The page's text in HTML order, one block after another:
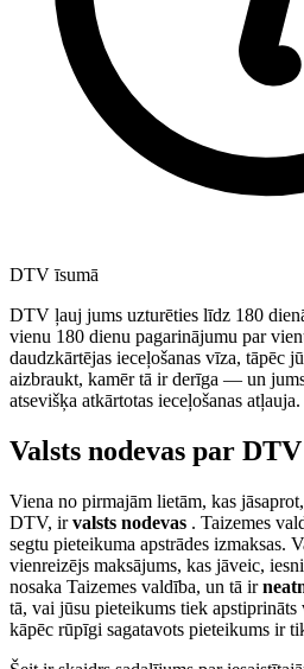
DTV īsumā
DTV ļauj jums uzturēties līdz 180
vienu 180 dienu pagarinājumu par
daudzkārtējas ieceļošanas vīza, tāpēc
aizbraukt, kamēr tā ir derīga — un
atsevišķa atkārtotas ieceļošanas atļauja.
Valsts nodevas par
Viena no pirmajām lietām, kas
DTV, irvalsts nodevas . Taizemes
segtu pieteikuma apstrādes izmaksas.
vienreizējs maksājums, kas jāveic,
nosaka Taizemes valdība, un tā ir
tā, vai jūsu pieteikums tiek
kāpēc rūpīgi sagatavots pieteikums ir